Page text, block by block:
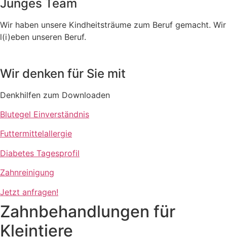
Junges Team
Wir haben unsere Kindheitsträume zum Beruf gemacht. Wir
l(i)eben unseren Beruf.
Wir denken für Sie mit
Denkhilfen zum Downloaden
Blutegel Einverständnis
Futtermittelallergie
Diabetes Tagesprofil
Zahnreinigung
Jetzt anfragen!
Zahnbehandlungen für
Kleintiere